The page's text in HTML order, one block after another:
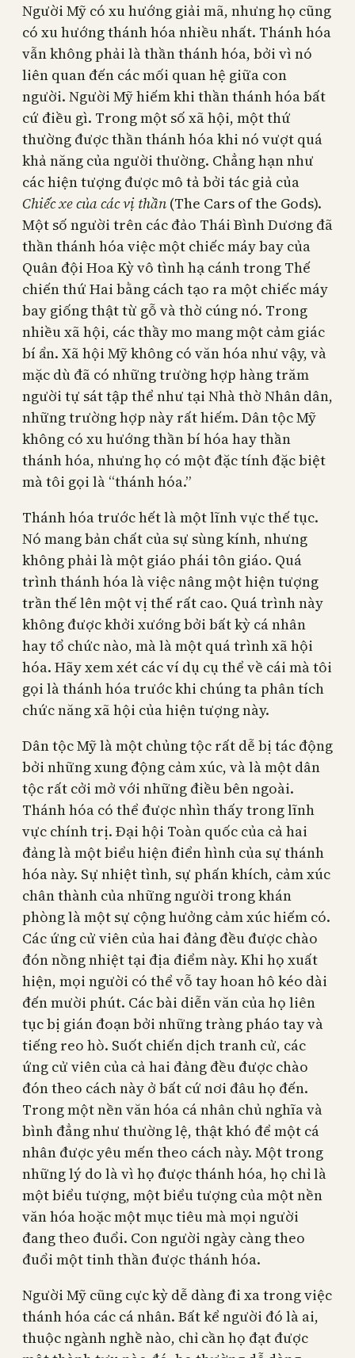
Người Mỹ có xu hướng giải mã, nhưng họ cũng
có xu hướng thánh hóa nhiều nhất. Thánh hóa
vẫn không phải là thần thánh hóa, bởi vì nó
liên quan đến các mối quan hệ giữa con
người. Người Mỹ hiếm khi thần thánh hóa bất
cứ điều gì. Trong một số xã hội, một thứ
thường được thần thánh hóa khi nó vượt quá
khả năng của người thường. Chẳng hạn như
các hiện tượng được mô tả bởi tác giả của
Chiếc xe của các vị thần (The Cars of the Gods).
Một số người trên các đảo Thái Bình Dương đã
thần thánh hóa việc một chiếc máy bay của
Quân đội Hoa Kỳ vô tình hạ cánh trong Thế
chiến thứ Hai bằng cách tạo ra một chiếc máy
bay giống thật từ gỗ và thờ cúng nó. Trong
nhiều xã hội, các thầy mo mang một cảm giác
bí ẩn. Xã hội Mỹ không có văn hóa như vậy, và
mặc dù đã có những trường hợp hàng trăm
người tự sát tập thể như tại Nhà thờ Nhân dân,
những trường hợp này rất hiếm. Dân tộc Mỹ
không có xu hướng thần bí hóa hay thần
thánh hóa, nhưng họ có một đặc tính đặc biệt
mà tôi gọi là “thánh hóa.”
Thánh hóa trước hết là một lĩnh vực thế tục.
Nó mang bản chất của sự sùng kính, nhưng
không phải là một giáo phái tôn giáo. Quá
trình thánh hóa là việc nâng một hiện tượng
trần thế lên một vị thế rất cao. Quá trình này
không được khởi xướng bởi bất kỳ cá nhân
hay tổ chức nào, mà là một quá trình xã hội
hóa. Hãy xem xét các ví dụ cụ thể về cái mà tôi
gọi là thánh hóa trước khi chúng ta phân tích
chức năng xã hội của hiện tượng này.
Dân tộc Mỹ là một chủng tộc rất dễ bị tác động
bởi những xung động cảm xúc, và là một dân
tộc rất cởi mở với những điều bên ngoài.
Thánh hóa có thể được nhìn thấy trong lĩnh
vực chính trị. Đại hội Toàn quốc của cả hai
đảng là một biểu hiện điển hình của sự thánh
hóa này. Sự nhiệt tình, sự phấn khích, cảm xúc
chân thành của những người trong khán
phòng là một sự cộng hưởng cảm xúc hiếm có.
Các ứng cử viên của hai đảng đều được chào
đón nồng nhiệt tại địa điểm này. Khi họ xuất
hiện, mọi người có thể vỗ tay hoan hô kéo dài
đến mười phút. Các bài diễn văn của họ liên
tục bị gián đoạn bởi những tràng pháo tay và
tiếng reo hò. Suốt chiến dịch tranh cử, các
ứng cử viên của cả hai đảng đều được chào
đón theo cách này ở bất cứ nơi đâu họ đến.
Trong một nền văn hóa cá nhân chủ nghĩa và
bình đẳng như thường lệ, thật khó để một cá
nhân được yêu mến theo cách này. Một trong
những lý do là vì họ được thánh hóa, họ chỉ là
một biểu tượng, một biểu tượng của một nền
văn hóa hoặc một mục tiêu mà mọi người
đang theo đuổi. Con người ngày càng theo
đuổi một tinh thần được thánh hóa.
Người Mỹ cũng cực kỳ dễ dàng đi xa trong việc
thánh hóa các cá nhân. Bất kể người đó là ai,
thuộc ngành nghề nào, chỉ cần họ đạt được